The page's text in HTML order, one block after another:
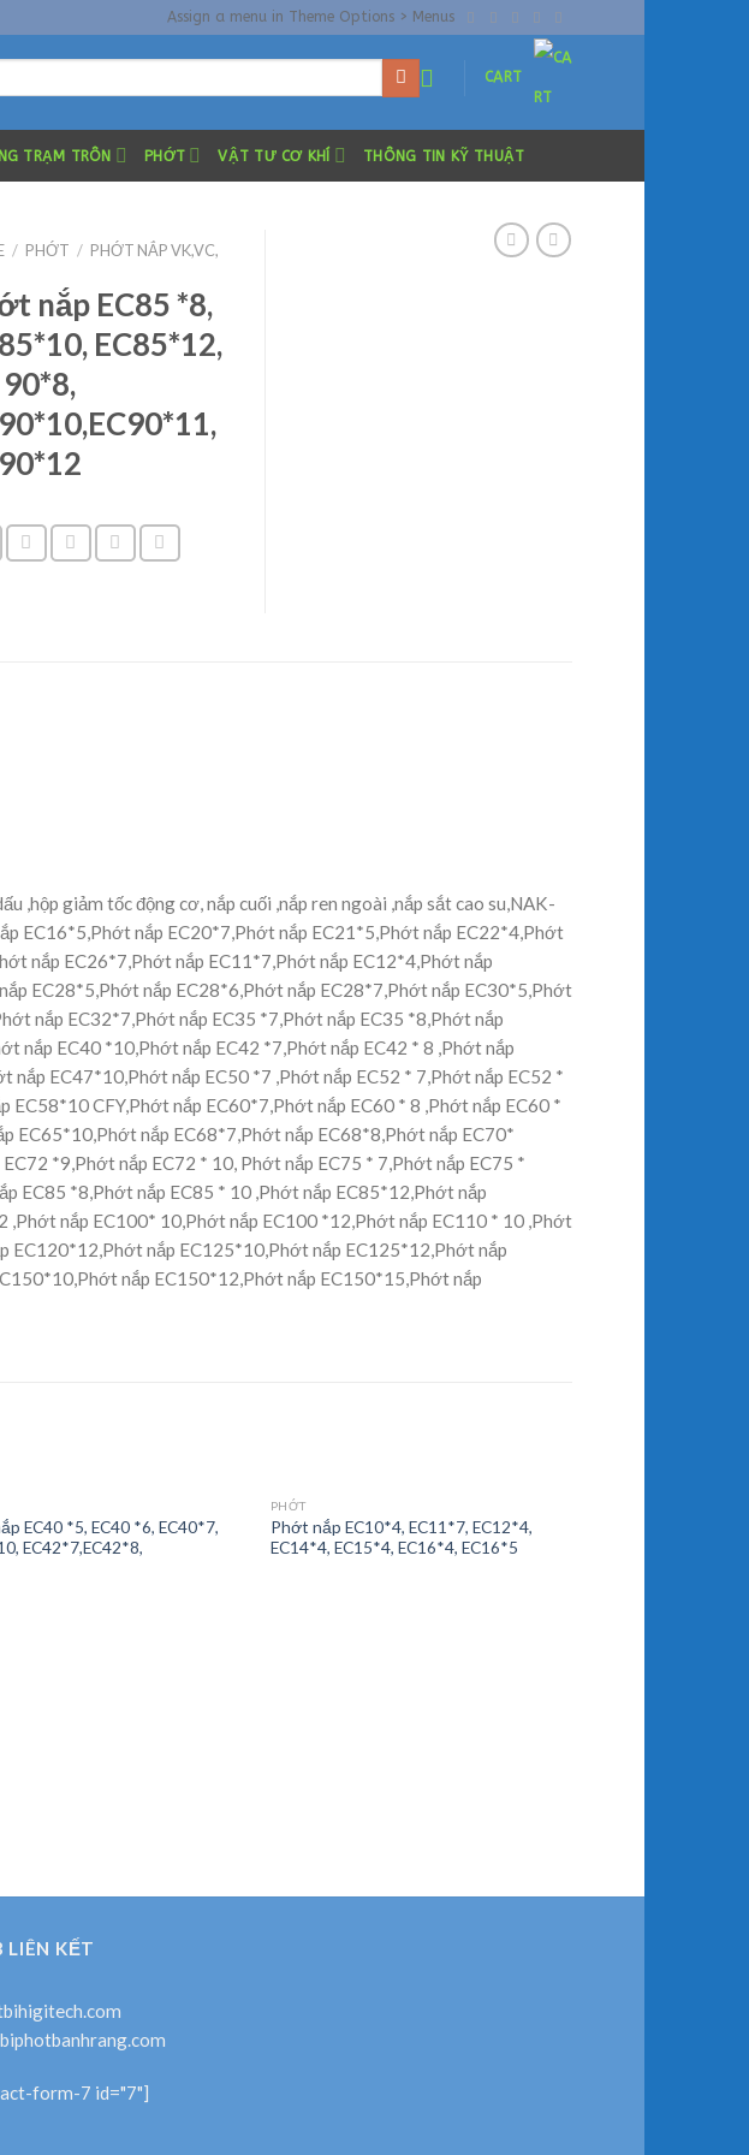
Assign a menu in Theme Options > Menus
CART
TRẠM TRÔN PHỚT VẬT TƯ CƠ KHÍ THÔNG TIN KỸ THUẬT
/ PHỚT / PHỚT NẮP VK,VC,
nắp EC85 *8,
EC85*12,
90*8,
,hộp giảm tốc động cơ, nắp cuối ,nắp ren ngoài ,nắp sắt cao su,NAK-
EC16*5,Phớt nắp EC20*7,Phớt nắp EC21*5,Phớt nắp EC22*4,Phớt
nắp EC26*7,Phớt nắp EC11*7,Phớt nắp EC12*4,Phớt nắp
EC28*5,Phớt nắp EC28*6,Phớt nắp EC28*7,Phớt nắp EC30*5,Phớt
nắp EC32*7,Phớt nắp EC35 *7,Phớt nắp EC35 *8,Phớt nắp
nắp EC40 *10,Phớt nắp EC42 *7,Phớt nắp EC42 * 8 ,Phớt nắp
EC47*10,Phớt nắp EC50 *7 ,Phớt nắp EC52 * 7,Phớt nắp EC52 *
CFY,Phớt nắp EC60*7,Phớt nắp EC60 * 8 ,Phớt nắp EC60 *
EC65*10,Phớt nắp EC68*7,Phớt nắp EC68*8,Phớt nắp EC70*
*9,Phớt nắp EC72 * 10, Phớt nắp EC75 * 7,Phớt nắp EC75 *
EC85 *8,Phớt nắp EC85 * 10 ,Phớt nắp EC85*12,Phớt nắp
nắp EC100* 10,Phớt nắp EC100 *12,Phớt nắp EC110 * 10 ,Phớt
EC120*12,Phớt nắp EC125*10,Phớt nắp EC125*12,Phớt nắp
nắp EC150*12,Phớt nắp EC150*15,Phớt nắp
EC40 *5, EC40 *6, EC40*7,
EC42*7,EC42*8,
PHỚT
Phớt nắp EC10*4, EC11*7, EC12*4,
EC14*4, EC15*4, EC16*4, EC16*5
LIÊN KẾT
form-7 id="7"]